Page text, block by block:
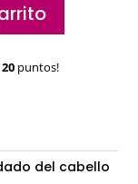
20 puntos!
del cabello